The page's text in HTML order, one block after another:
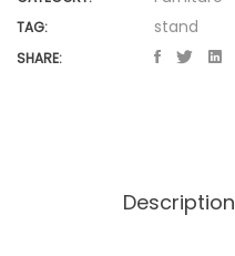
TAG: stand
SHARE:
Description